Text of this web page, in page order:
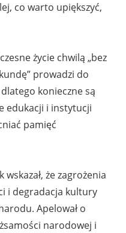
co warto upiększyć,
życie chwilą „bez
prowadzi do
konieczne są
edukacji i instytucji
pamięć
że zagrożenia
i degradacja kultury
Apelował o
narodowej i